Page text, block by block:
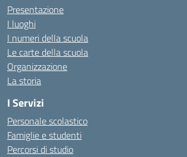
Presentazione
I luoghi
I numeri della scuola
Le carte della scuola
Organizzazione
La storia
I Servizi
Personale scolastico
Famiglie e studenti
Percorsi di studio